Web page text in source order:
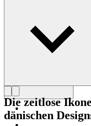
Wegner entwarf in seinem
der Meister des Stuhls
Profil Hans J. Wegner
Die zeitlose
dänischen